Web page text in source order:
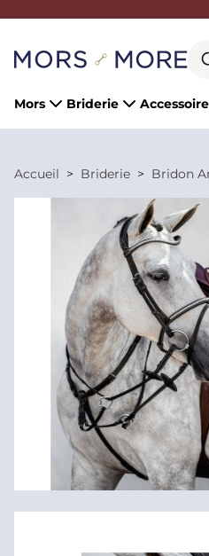
Mors Briderie
Accueil Briderie Bridon